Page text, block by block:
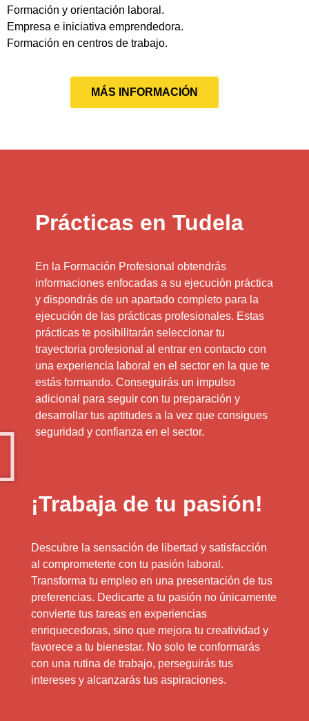
Formación y orientación laboral.
Empresa e iniciativa emprendedora.
Formación en centros de trabajo.
MÁS INFORMACIÓN
Prácticas en Tudela
En la Formación Profesional obtendrás
informaciones enfocadas a su ejecución práctica
y dispondrás de un apartado completo para la
ejecución de las prácticas profesionales. Estas
prácticas te posibilitarán seleccionar tu
trayectoria profesional al entrar en contacto con
una experiencia laboral en el sector en la que te
estás formando. Conseguirás un impulso
adicional para seguir con tu preparación y
desarrollar tus aptitudes a la vez que consigues
seguridad y confianza en el sector.
¡Trabaja de tu pasión!
Descubre la sensación de libertad y satisfacción
al comprometerte con tu pasión laboral.
Transforma tu empleo en una presentación de tus
preferencias. Dedicarte a tu pasión no únicamente
convierte tus tareas en experiencias
enriquecedoras, sino que mejora tu creatividad y
favorece a tu bienestar. No solo te conformarás
con una rutina de trabajo, perseguirás tus
intereses y alcanzarás tus aspiraciones.